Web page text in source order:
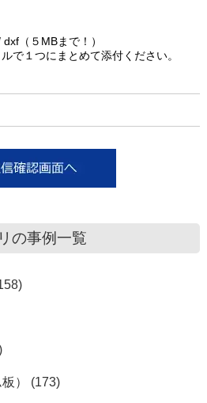
（５MBまで！）
で１つにまとめて添付ください。
の事例一覧
） (173)